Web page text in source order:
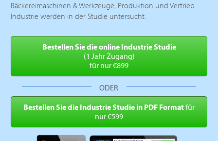
Bäckereimaschinen & Werkzeuge; Produktion und Vertrieb
Industrie werden in der Studie untersucht.
Bestellen Sie die online Industrie Studie
(1 Jahr Zugang)
für nur €899
ODER
Bestellen Sie die IndustrieStudie in PDF Formatfür
nur €599